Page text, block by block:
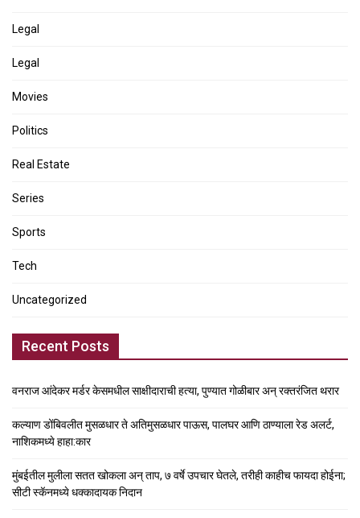
Legal
Legal
Movies
Politics
Real Estate
Series
Sports
Tech
Uncategorized
Recent Posts
वनराज आंदेकर मर्डर केसमधील साक्षीदाराची हत्या, पुण्यात गोळीबार अन् रक्तरंजित थरार
कल्याण डोंबिवलीत मुसळधार ते अतिमुसळधार पाऊस, पालघर आणि ठाण्याला रेड अलर्ट,
नाशिकमध्ये हाहा:कार
मुंबईतील मुलीला सतत खोकला अन् ताप, ७ वर्षे उपचार घेतले, तरीही काहीच फायदा होईना;
सीटी स्कॅनमध्ये धक्कादायक निदान